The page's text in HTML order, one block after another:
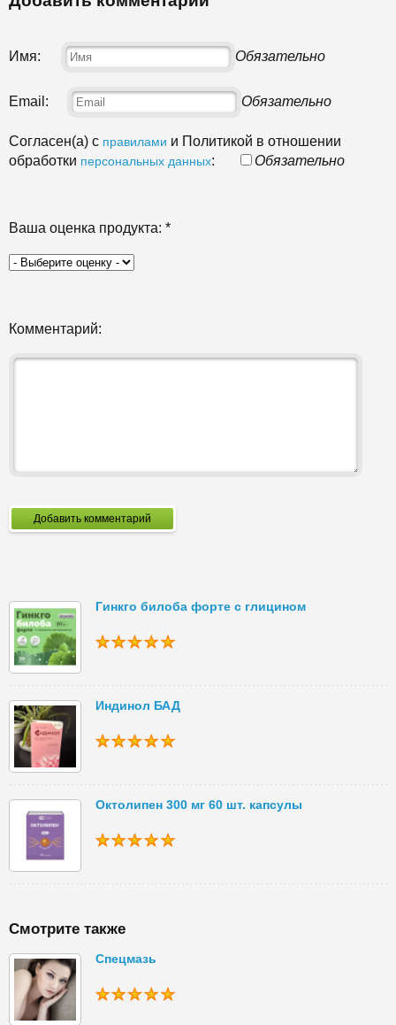
Имя: Обязательно
Email: Обязательно
Согласен(а) с правилами и Политикой в отношении
обработки персональных данных: Обязательно
Ваша оценка продукта: *
Комментарий:
Добавить комментарий
Гинкго билоба форте с глицином
Индинол БАД
Октолипен 300 мг 60 шт. капсулы
Смотрите также
Спецмазь